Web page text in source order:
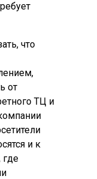
что
от
ТЦ и
и к
где